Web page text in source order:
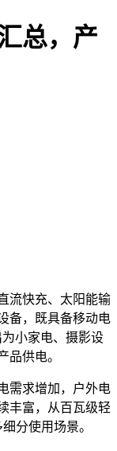
总，产
流快充、太阳能输
备，既具备移动电
小家电、摄影设
品供电。
需求增加，户外电
丰富，从百瓦级轻
分使用场景。